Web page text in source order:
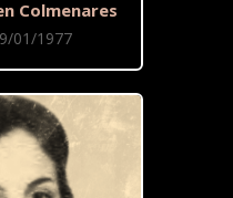
Colmenares
01/1977